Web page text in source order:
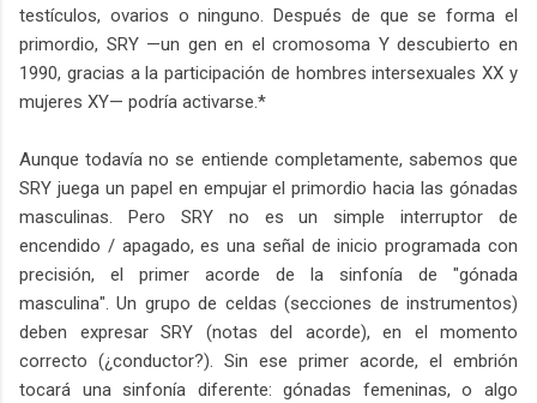
testículos, ovarios o ninguno. Después de que se forma el
primordio, SRY —un gen en el cromosoma Y descubierto en
1990, gracias a la participación de hombres intersexuales XX y
mujeres XY— podría activarse.*
Aunque todavía no se entiende completamente, sabemos que
SRY juega un papel en empujar el primordio hacia las gónadas
masculinas. Pero SRY no es un simple interruptor de
encendido / apagado, es una señal de inicio programada con
precisión, el primer acorde de la sinfonía de "gónada
masculina". Un grupo de celdas (secciones de instrumentos)
deben expresar SRY (notas del acorde), en el momento
correcto (¿conductor?). Sin ese primer acorde, el embrión
tocará una sinfonía diferente: gónadas femeninas, o algo